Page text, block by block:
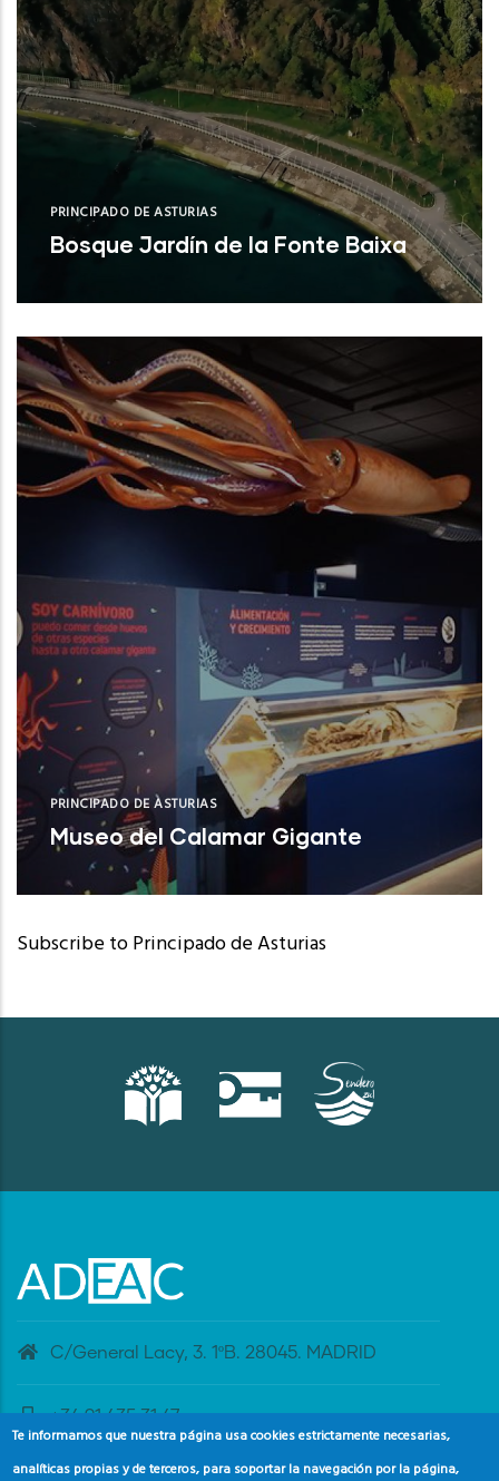
PRINCIPADO DE ASTURIAS
Bosque Jardín de la Fonte Baixa
Valdés (Asturias)
PRINCIPADO DE ASTURIAS
Museo del Calamar Gigante
Valdés (Asturias)
Subscribe to Principado de Asturias
C/General Lacy, 3. 1ºB. 28045. MADRID
+34 91 435 31 47
Te informamos que nuestra página usa cookies estrictamente necesarias,
analíticas propias y de terceros, para soportar la navegación por la página,